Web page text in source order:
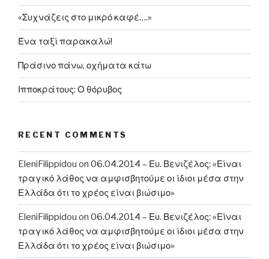
«Συχνάζεις στο μικρό καφέ….»
Ένα ταξί παρακαλώ!
Πράσινο πάνω, οχήματα κάτω
Ιπποκράτους: Ο θόρυβος
RECENT COMMENTS
EleniFilippidou on 06.04.2014 – Ευ. Βενιζέλος: «Είναι
τραγικό λάθος να αμφισβητούμε οι ίδιοι μέσα στην
Ελλάδα ότι το χρέος είναι βιώσιμο»
EleniFilippidou on 06.04.2014 – Ευ. Βενιζέλος: «Είναι
τραγικό λάθος να αμφισβητούμε οι ίδιοι μέσα στην
Ελλάδα ότι το χρέος είναι βιώσιμο»